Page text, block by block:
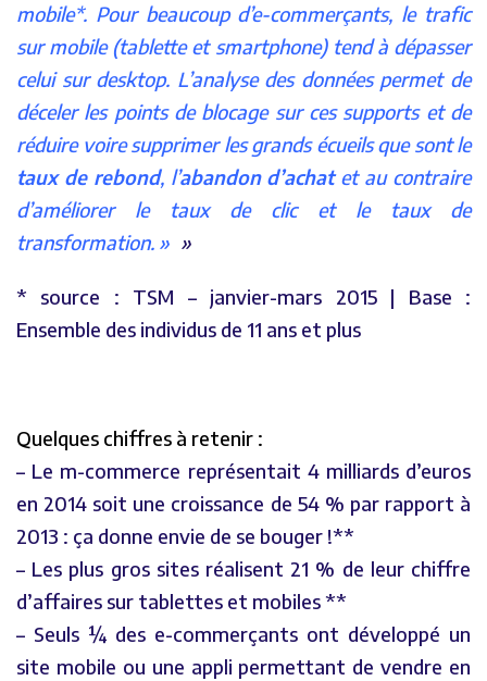
mobile*. Pour beaucoup d’e-commerçants, le trafic
sur mobile (tablette et smartphone) tend à dépasser
celui sur desktop. L’analyse des données permet de
déceler les points de blocage sur ces supports et de
réduire voire supprimer les grands écueils que sont le
taux de rebond, l’abandon d’achatet au contraire
d’améliorer le taux de clic et le taux de
transformation. »
* source : TSM – janvier-mars 2015 | Base :
Ensemble des individus de 11 ans et plus
Quelques chiffres à retenir :
– Le m-commerce représentait 4 milliards d’euros
en 2014 soit une croissance de 54 % par rapport à
2013 : ça donne envie de se bouger !**
– Les plus gros sites réalisent 21 % de leur chiffre
d’affaires sur tablettes et mobiles **
– Seuls ¼ des e-commerçants ont développé un
site mobile ou une appli permettant de vendre en